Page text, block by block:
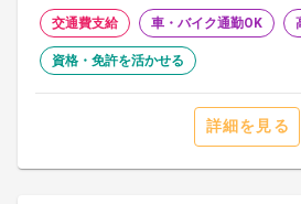
交通費支給 車・バイク通勤OK
資格・免許を活かせる
詳細を見る